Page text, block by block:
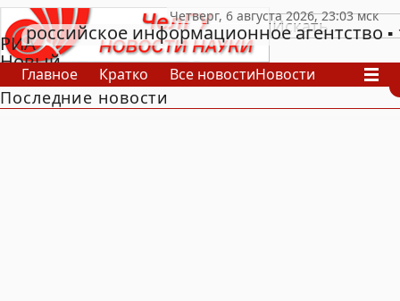
РИА
Новый
День
российское информационное агентство
Главное Кратко Все новостиНовости
В России
В мире
Последние новости